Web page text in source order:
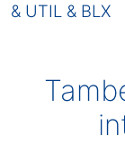
& UTIL & BLX